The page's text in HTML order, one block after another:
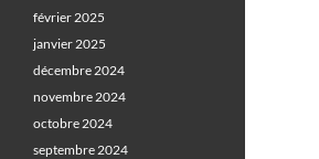
février 2025
janvier 2025
décembre 2024
novembre 2024
octobre 2024
septembre 2024